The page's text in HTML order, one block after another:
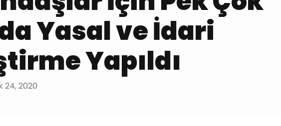
Yasal ve İdari
Yapıldı
24, 2020